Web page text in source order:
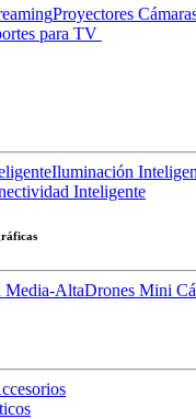
Proyectores
para TV
Iluminación
Inteligente
Media-AltaDrones Mini